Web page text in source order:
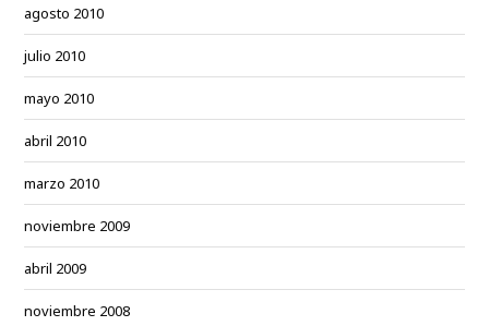
agosto 2010
julio 2010
mayo 2010
abril 2010
marzo 2010
noviembre 2009
abril 2009
noviembre 2008